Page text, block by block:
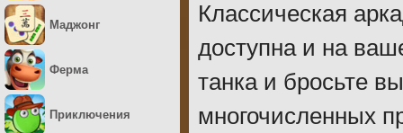
Классическая
доступна и на
танка и бросьте
многочисленных
Маджонг
Ферма
Приключения